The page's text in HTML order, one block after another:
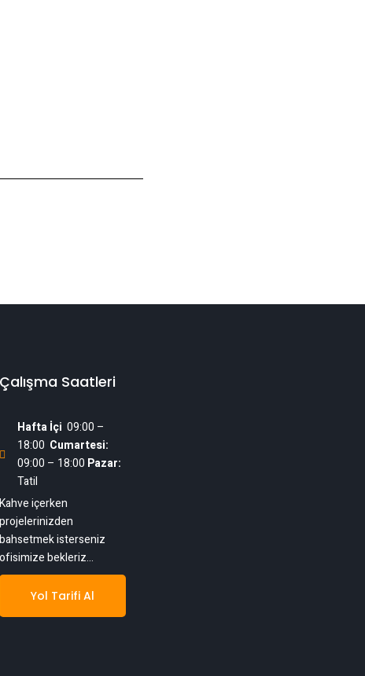
Çalışma Saatleri
Hafta İçi
  09:00 –
18:00 Cumartesi:
09:00 – 18:00 Pazar:
Tatil
Kahve içerken
projelerinizden
bahsetmek isterseniz
ofisimize bekleriz…
Yol Tarifi Al